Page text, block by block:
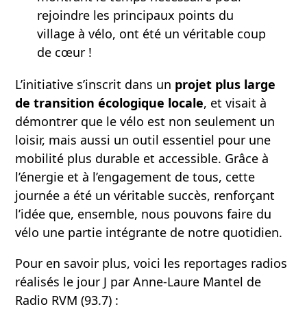
rejoindre les principaux points du
village à vélo, ont été un véritable coup
de cœur !
L’initiative s’inscrit dans un projet plus large
de transition écologique locale, et visait à
démontrer que le vélo est non seulement un
loisir, mais aussi un outil essentiel pour une
mobilité plus durable et accessible. Grâce à
l’énergie et à l’engagement de tous, cette
journée a été un véritable succès, renforçant
l’idée que, ensemble, nous pouvons faire du
vélo une partie intégrante de notre quotidien.
Pour en savoir plus, voici les reportages radios
réalisés le jour J par Anne-Laure Mantel de
Radio RVM (93.7) :